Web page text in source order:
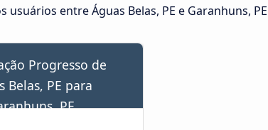
entre Águas Belas, PE e Garanhuns,
Progresso de
Belas, PE para
PE